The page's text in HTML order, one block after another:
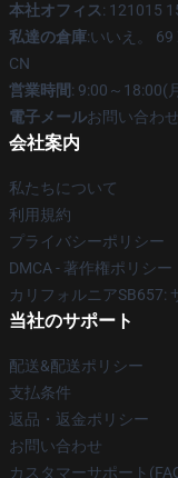
本社オフィス: 121015
私達の倉庫:いいえ。 69
CN
営業時間: 9:00～18:00(
電子メールお問い合わ
会社案内
私たちについて
利用規約
プライバシーポリシー
DMCA - 著作権ポリシー
カリフォルニアSB657:
当社のサポート
配送&配送ポリシー
支払条件
返品・返金ポリシー
お問い合わせ
カスタマーサポート